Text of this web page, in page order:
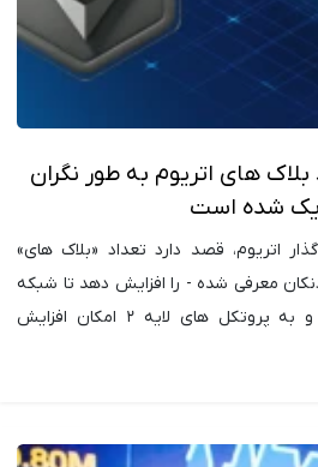
بلاک های اتریوم به طور نگران
شده است
اتریوم، قصد دارد تعداد «بلاک های»
معرفی شده - را افزایش دهد تا شبکه
اتریوم مقیاس پذیرتر شود و به پروتکل های لایه ۲ امکان افزایش